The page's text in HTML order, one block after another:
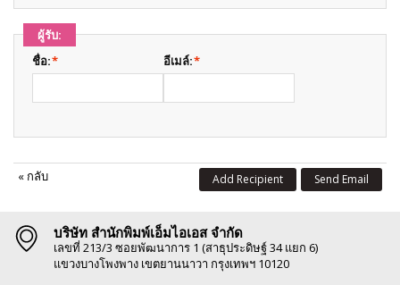
ผู้รับ:
*
ชื่อ: *
อีเมล์:
« กลับ Send Email
Add Recipient
บริษัท สำนักพิมพ์เอ็มไอเอส จำกัด
เลขที่ 213/3 ซอยพัฒนาการ 1 (สาธุประดิษฐ์ 34 แยก 6)
แขวงบางโพงพาง เขตยานนาวา กรุงเทพฯ 10120